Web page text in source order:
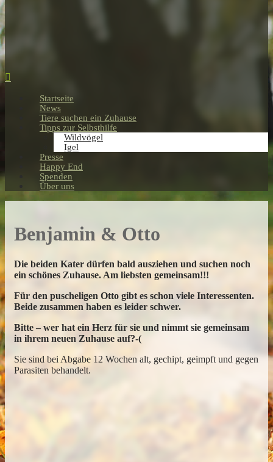
Startseite
News
Tiere suchen ein Zuhause
Tipps zur Selbsthilfe
Wildvögel
Igel
Presse
Happy End
Spenden
Über uns
Benjamin & Otto
Die beiden Kater dürfen bald ausziehen und suchen noch
ein schönes Zuhause. Am liebsten gemeinsam!!!
Für den puscheligen Otto gibt es schon viele Interessenten.
Beide zusammen haben es leider schwer.
Bitte – wer hat ein Herz für sie und nimmt sie gemeinsam
in ihrem neuen Zuhause auf?-(
Sie sind bei Abgabe 12 Wochen alt, gechipt, geimpft und gegen
Parasiten behandelt.